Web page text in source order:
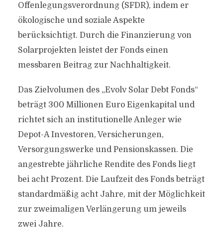
Offenlegungsverordnung (SFDR), indem er
ökologische und soziale Aspekte
berücksichtigt. Durch die Finanzierung von
Solarprojekten leistet der Fonds einen
messbaren Beitrag zur Nachhaltigkeit.
Das Zielvolumen des „Evolv Solar Debt Fonds“
beträgt 300 Millionen Euro Eigenkapital und
richtet sich an institutionelle Anleger wie
Depot-A Investoren, Versicherungen,
Versorgungswerke und Pensionskassen. Die
angestrebte jährliche Rendite des Fonds liegt
bei acht Prozent. Die Laufzeit des Fonds beträgt
standardmäßig acht Jahre, mit der Möglichkeit
zur zweimaligen Verlängerung um jeweils
zwei Jahre.